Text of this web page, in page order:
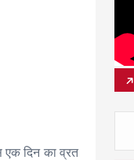
एक दिन का व्रत